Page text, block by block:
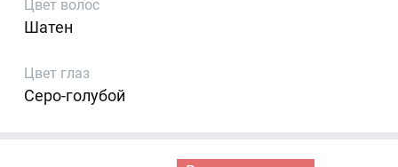
Цвет волос
Шатен
Цвет глаз
Серо-голубой